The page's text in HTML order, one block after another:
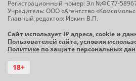
Регистрационный номер: Эл №ФС77-
Учредитель: ООО «Агентство
Главный редактор: Ивкин В.П.
Сайт использует IP адреса, cookie и
Пользователей сайта, условия
Политике по защите персональных
18+